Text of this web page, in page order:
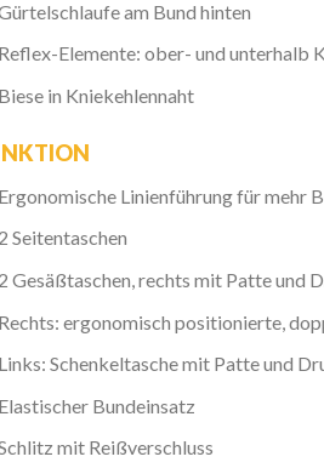
am Bund hinten
Elemente: ober- und unterhalb
in Kniekehlennaht
Linienführung für mehr
Seitentaschen
Gesäßtaschen, rechts mit Patte und
ergonomisch positionierte,
Schenkeltasche mit Patte und
Bundeinsatz
mit Reißverschluss